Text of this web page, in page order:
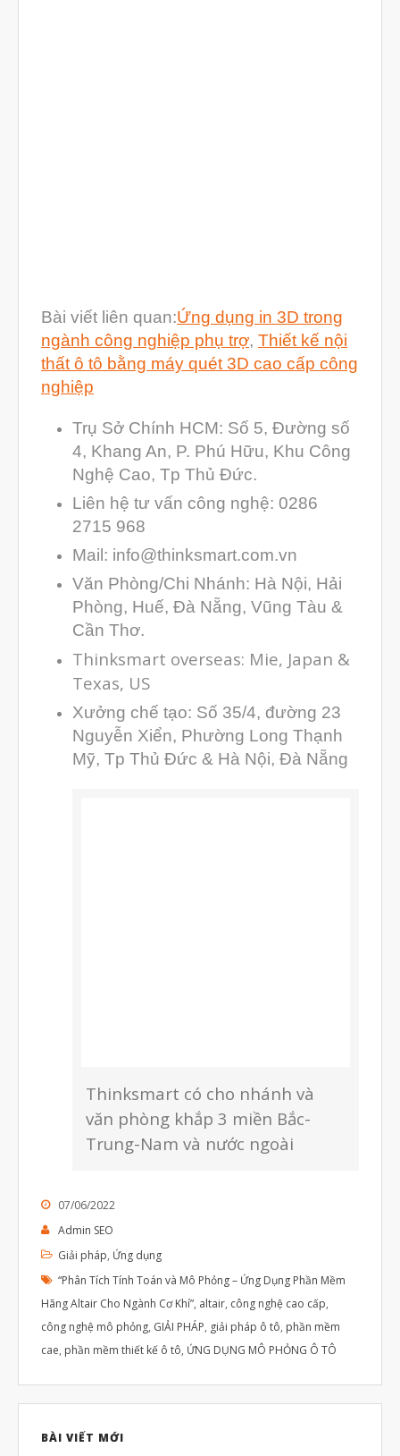
Bài viết liên quan:Ứng dụng in 3D trong
ngành công nghiệp phụ trợ, Thiết kế nội
thất ô tô bằng máy quét 3D cao cấp công
nghiệp
Trụ Sở Chính HCM: Số 5, Đường số
4, Khang An, P. Phú Hữu, Khu Công
Nghệ Cao, Tp Thủ Đức.
Liên hệ tư vấn công nghệ: 0286
2715 968
Mail: info@thinksmart.com.vn
Văn Phòng/Chi Nhánh: Hà Nội, Hải
Phòng, Huế, Đà Nẵng, Vũng Tàu &
Cần Thơ.
Thinksmart overseas: Mie, Japan &
Texas, US
Xưởng chế tạo: Số 35/4, đường 23
Nguyễn Xiển, Phường Long Thạnh
Mỹ, Tp Thủ Đức & Hà Nội, Đà Nẵng
Thinksmart có cho nhánh và
văn phòng khắp 3 miền Bắc-
Trung-Nam và nước ngoài
07/06/2022
Admin SEO
Giải pháp, Ứng dụng
“Phân Tích Tính Toán và Mô Phỏng – Ứng Dụng Phần Mềm
Hãng Altair Cho Ngành Cơ Khí”, altair, công nghệ cao cấp,
công nghệ mô phỏng, GIẢI PHÁP, giải pháp ô tô, phần mềm
cae, phần mềm thiết kế ô tô, ỨNG DỤNG MÔ PHỎNG Ô TÔ
BÀI VIẾT MỚI